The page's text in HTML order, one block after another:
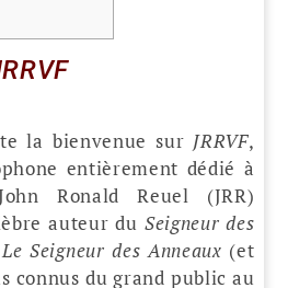
la bienvenue sur JRRVF,
entièrement dédié à
Ronald Reuel (JRR)
auteur du Seigneur des
Le Seigneur des Anneaux (et
connus du grand public au